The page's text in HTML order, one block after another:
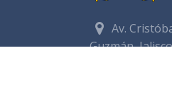
Av.
Guzmán,